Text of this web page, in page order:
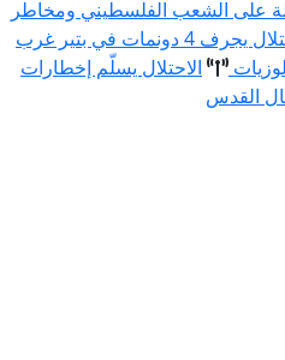
على الشعب الفلسطيني ومخاطر
الاحتلال يجرف 4 دونمات في بتير غرب
الاحتلال يسلّم إخطارات
القدس